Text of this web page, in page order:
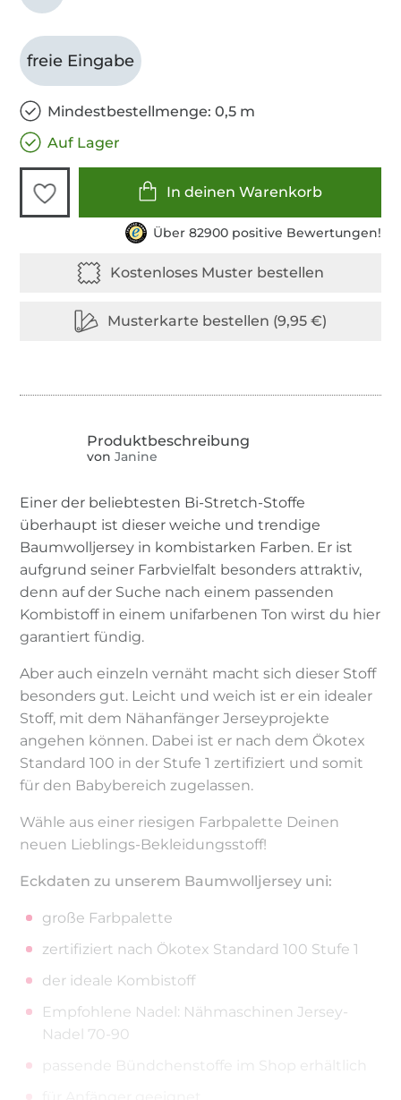
freie Eingabe
Mindestbestellmenge: 0,5 m
Auf Lager
In deinen Warenkorb
Über 82900 positive Bewertungen!
von Janine
Einer der beliebtesten Bi-Stretch-Stoffe
überhaupt ist dieser weiche und trendige
Baumwolljersey in kombistarken Farben. Er ist
aufgrund seiner Farbvielfalt besonders attraktiv,
denn auf der Suche nach einem passenden
Kombistoff in einem unifarbenen Ton wirst du hier
garantiert fündig.
Aber auch einzeln vernäht macht sich dieser Stoff
besonders gut. Leicht und weich ist er ein idealer
Stoff, mit dem Nähanfänger Jerseyprojekte
angehen können. Dabei ist er nach dem Ökotex
Standard 100 in der Stufe 1 zertifiziert und somit
für den Babybereich zugelassen.
Wähle aus einer riesigen Farbpalette Deinen
neuen Lieblings-Bekleidungsstoff!
Eckdaten zu unserem Baumwolljersey uni:
große Farbpalette
zertifiziert nach Ökotex Standard 100 Stufe 1
der ideale Kombistoff
Empfohlene Nadel: Nähmaschinen Jersey-
Nadel 70-90
passende Bündchenstoffe im Shop erhältlich